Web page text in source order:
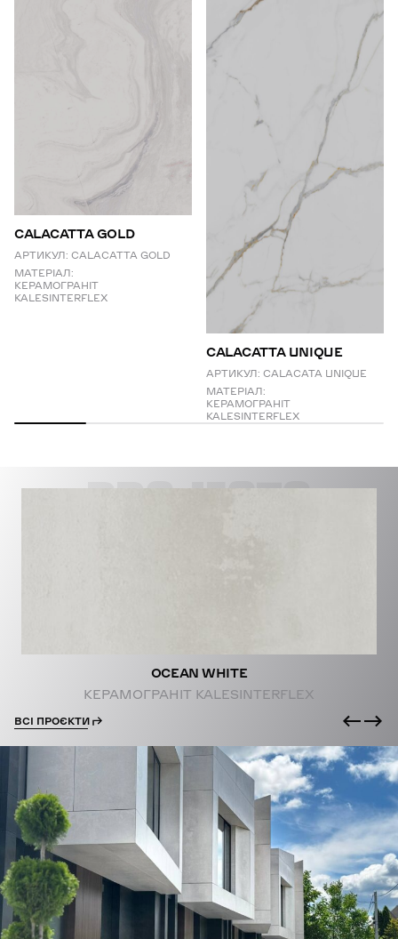
CALACATTA GOLD
АРТИКУЛ: CALACATTA GOLD
МАТЕРІАЛ:
КЕРАМОГРАНІТ
KALESINTERFLEX
СALACATTA UNIQUE
АРТИКУЛ: CALACATA UNIQUE
МАТЕРІАЛ:
КЕРАМОГРАНІТ
KALESINTERFLEX
PROJECTS
OCEAN WHITE
КЕРАМОГРАНІТ KALESINTERFLEX
ВСІ ПРОЄКТИ